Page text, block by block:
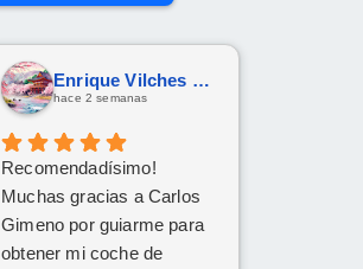
Enrique Vilches García
hace 2 semanas
Recomendadísimo!
Muchas gracias a Carlos
Gimeno por guiarme para
obtener mi coche de